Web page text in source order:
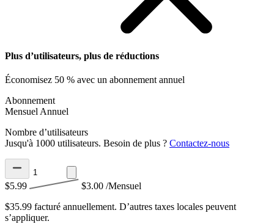
Plus d’utilisateurs, plus de réductions
Économisez 50 % avec un abonnement annuel
Abonnement
Mensuel Annuel
Nombre d’utilisateurs
Jusqu'à 1000 utilisateurs. Besoin de plus ? Contactez-nous
$5.99 $3.00 /Mensuel
$35.99 facturé annuellement. D’autres taxes locales peuvent
s’appliquer.